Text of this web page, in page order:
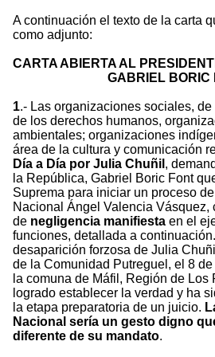
A continuación el texto de la carta
como adjunto:
CARTA ABIERTA AL
GABRIEL BORIC
1.- Las organizaciones sociales,
de los derechos humanos,
ambientales; organizaciones
área de la cultura y comunicación
Día a Día por Julia Chuñil ,
la República, Gabriel Boric Font
Suprema para iniciar un proceso
Nacional Ángel Valencia Vásquez,
de negligencia manifiesta en el
funciones, detallada a
desaparición forzosa de Julia
de la Comunidad Putreguel, el 8
la comuna de Máfil, Región de Los
logrado establecer la verdad y ha
la etapa preparatoria de un juicio.
Nacional sería un gesto digno
diferente de su mandato.